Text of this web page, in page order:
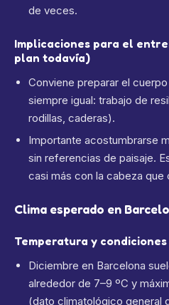
de veces.
Implicaciones para el
plan todavía)
Conviene preparar el
siempre igual: trabajo de
rodillas, caderas).
Importante acostumbrarse
sin referencias de paisaje.
casi más con la cabeza que
Clima esperado en
Temperatura y
Diciembre en Barcelona
alrededor de 7–9 ºC y
(dato climatológico general